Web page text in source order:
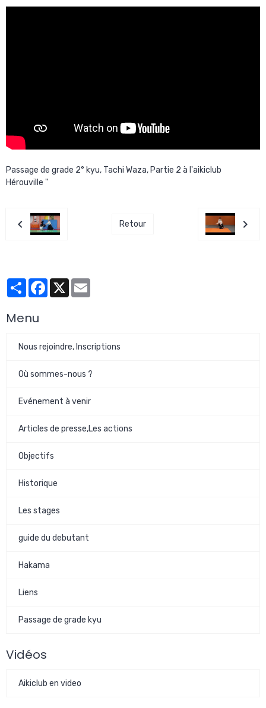
Passage de grade 2° kyu, Tachi Waza, Partie 2 à l'aikiclub
Hérouville "
Retour
PartagerFacebook
X
Menu
Nous rejoindre, Inscriptions
Où sommes-nous ?
Evénement à venir
Articles de presse,Les actions
Objectifs
Historique
Les stages
guide du debutant
Hakama
Liens
Passage de grade kyu
Vidéos
Aikiclub en video